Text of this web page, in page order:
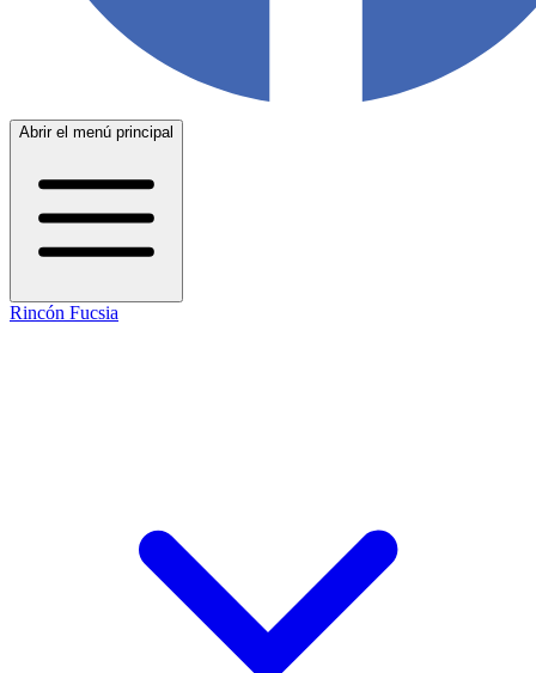
Abrir el menú principal
Rincón Fucsia